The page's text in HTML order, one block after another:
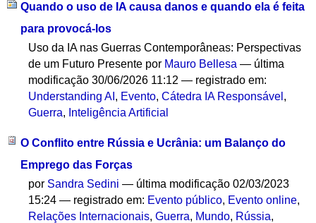
Quando o uso de IA causa danos e quando ela é feita
para provocá-los
Uso da IA nas Guerras Contemporâneas: Perspectivas
de um Futuro Presente por Mauro Bellesa — última
modificação 30/06/2026 11:12— registrado em:
Understanding AI , Evento,Cátedra IA Responsável ,
Guerra, Inteligência Artificial
O Conflito entre Rússia e Ucrânia: um Balanço do
Emprego das Forças
por Sandra Sedini — última modificação 02/03/2023
15:24— registrado em: Evento público, Evento online,
Relações Internacionais,Guerra, Mundo, Rússia,